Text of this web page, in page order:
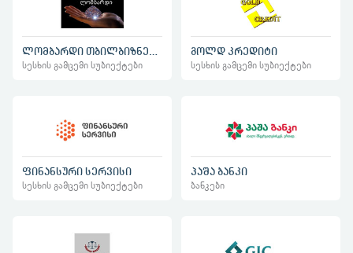
სესხის გამცემი სუბიექტები
გოლდ კრედიტი
სესხის გამცემი სუბიექტები
ფინანსური სერვისი
სესხის გამცემი სუბიექტები
პაშა ბანკი
ბანკები